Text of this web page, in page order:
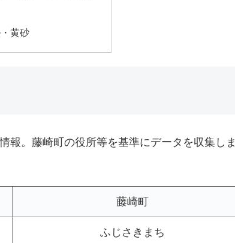
黄砂
報。藤崎町の役所等を基準にデータを収集しま
藤崎町
ふじさきまち